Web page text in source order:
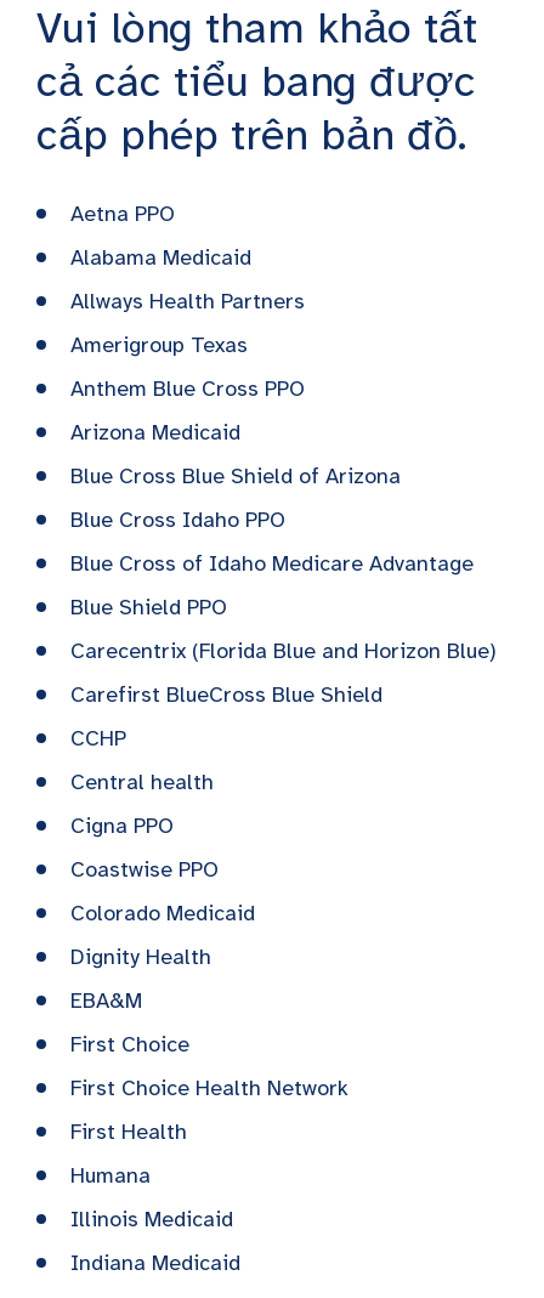
Vui lòng tham khảo tất
cả các tiểu bang được
cấp phép trên bản đồ.
Aetna PPO
Alabama Medicaid
Allways Health Partners
Amerigroup Texas
Anthem Blue Cross PPO
Arizona Medicaid
Blue Cross Blue Shield of Arizona
Blue Cross Idaho PPO
Blue Cross of Idaho Medicare Advantage
Blue Shield PPO
Carecentrix (Florida Blue and Horizon Blue)
Carefirst BlueCross Blue Shield
CCHP
Central health
Cigna PPO
Coastwise PPO
Colorado Medicaid
Dignity Health
EBA&M
First Choice
First Choice Health Network
First Health
Humana
Illinois Medicaid
Indiana Medicaid